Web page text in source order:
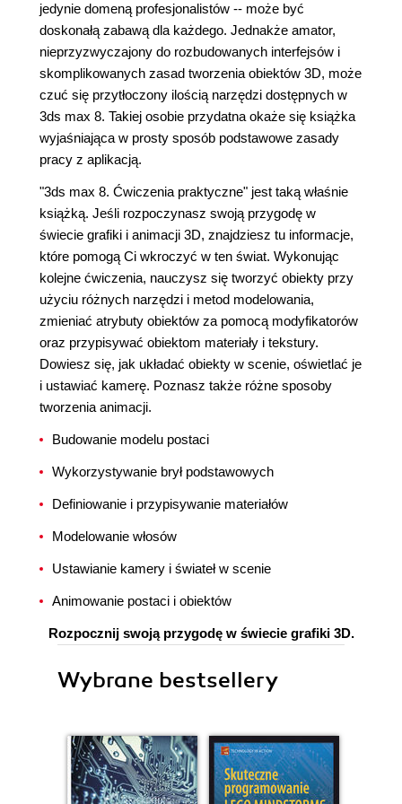
jedynie domeną profesjonalistów -- może być
doskonałą zabawą dla każdego. Jednakże amator,
nieprzyzwyczajony do rozbudowanych interfejsów i
skomplikowanych zasad tworzenia obiektów 3D, może
czuć się przytłoczony ilością narzędzi dostępnych w
3ds max 8. Takiej osobie przydatna okaże się książka
wyjaśniająca w prosty sposób podstawowe zasady
pracy z aplikacją.
"3ds max 8. Ćwiczenia praktyczne" jest taką właśnie
książką. Jeśli rozpoczynasz swoją przygodę w
świecie grafiki i animacji 3D, znajdziesz tu informacje,
które pomogą Ci wkroczyć w ten świat. Wykonując
kolejne ćwiczenia, nauczysz się tworzyć obiekty przy
użyciu różnych narzędzi i metod modelowania,
zmieniać atrybuty obiektów za pomocą modyfikatorów
oraz przypisywać obiektom materiały i tekstury.
Dowiesz się, jak układać obiekty w scenie, oświetlać je
i ustawiać kamerę. Poznasz także różne sposoby
tworzenia animacji.
Budowanie modelu postaci
Wykorzystywanie brył podstawowych
Definiowanie i przypisywanie materiałów
Modelowanie włosów
Ustawianie kamery i świateł w scenie
Animowanie postaci i obiektów
Rozpocznij swoją przygodę w świecie grafiki 3D.
Wybrane bestsellery